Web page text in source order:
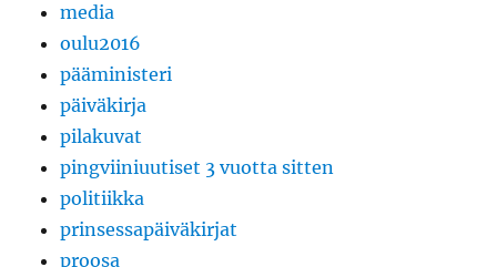
media
oulu2016
pääministeri
päiväkirja
pilakuvat
pingviiniuutiset 3 vuotta sitten
politiikka
prinsessapäiväkirjat
proosa